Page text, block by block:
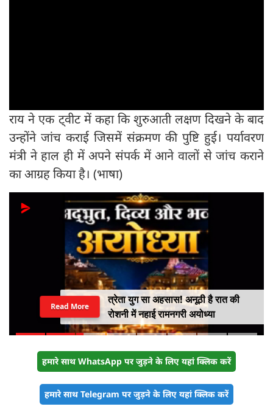
राय ने एक ट्वीट में कहा कि शुरुआती लक्षण दिखने के बाद
उन्होंने जांच कराई जिसमें संक्रमण की पुष्टि हुई। पर्यावरण
मंत्री ने हाल ही में अपने संपर्क में आने वालों से जांच कराने
का आग्रह किया है। (भाषा)
त्रेता युग सा अहसास! अनूठी है रात की
रोशनी में नहाई रामनगरी अयोध्या
Read More
हमारे साथ WhatsApp पर जुड़ने के लिए यहां क्लिक करें
हमारे साथ Telegram पर जुड़ने के लिए यहां क्लिक करें